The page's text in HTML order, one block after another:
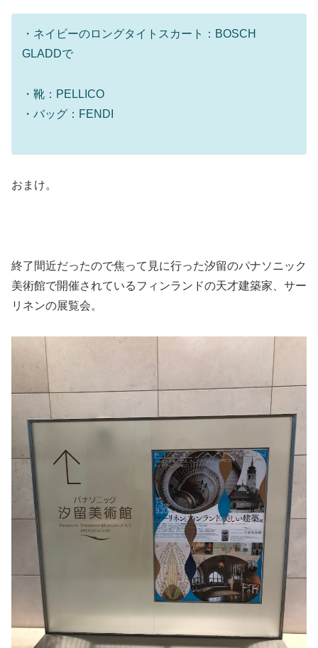
・ネイビーのロングタイトスカート：BOSCH
GLADDで
・靴：PELLICO
・バッグ：FENDI
おまけ。
終了間近だったので焦って見に行った汐留のパナソニック
美術館で開催されているフィンランドの天才建築家、サー
リネンの展覧会。